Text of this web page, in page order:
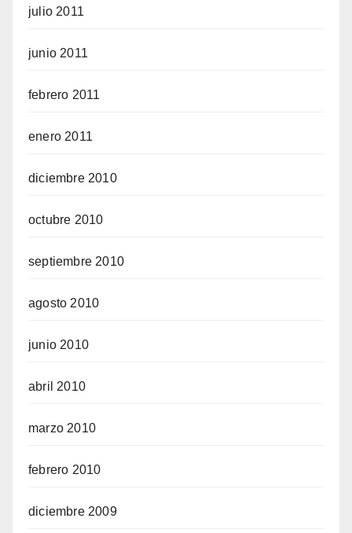
julio 2011
junio 2011
febrero 2011
enero 2011
diciembre 2010
octubre 2010
septiembre 2010
agosto 2010
junio 2010
abril 2010
marzo 2010
febrero 2010
diciembre 2009